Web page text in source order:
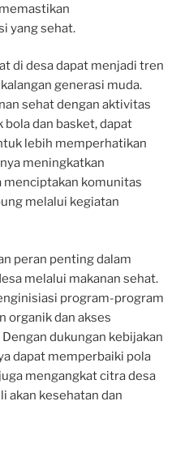
yang sehat.
di desa dapat menjadi tren
generasi muda.
sehat dengan aktivitas
dan basket, dapat
lebih memperhatikan
meningkatkan
menciptakan komunitas
melalui kegiatan
peran penting dalam
melalui makanan sehat.
program-program
organik dan akses
dukungan kebijakan
dapat memperbaiki pola
mengangkat citra desa
akan kesehatan dan